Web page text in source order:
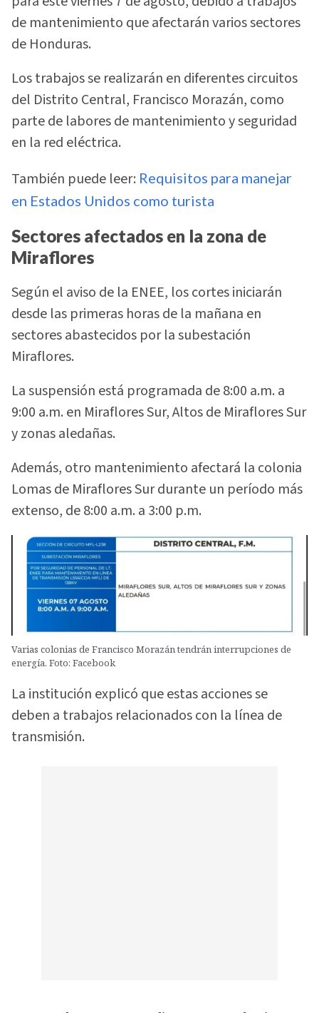
de mantenimiento que afectarán varios sectores
de Honduras.
Los trabajos se realizarán en diferentes circuitos
del Distrito Central, Francisco Morazán, como
parte de labores de mantenimiento y seguridad
en la red eléctrica.
También puede leer: Requisitos para manejar
en Estados Unidos como turista
Sectores afectados en la zona de
Miraflores
Según el aviso de la ENEE, los cortes iniciarán
desde las primeras horas de la mañana en
sectores abastecidos por la subestación
Miraflores.
La suspensión está programada de 8:00 a.m. a
9:00 a.m. en Miraflores Sur, Altos de Miraflores Sur
y zonas aledañas.
Además, otro mantenimiento afectará la colonia
Lomas de Miraflores Sur durante un período más
extenso, de 8:00 a.m. a 3:00 p.m.
Varias colonias de Francisco Morazán tendrán interrupciones de
energía. Foto: Facebook
La institución explicó que estas acciones se
deben a trabajos relacionados con la línea de
transmisión.